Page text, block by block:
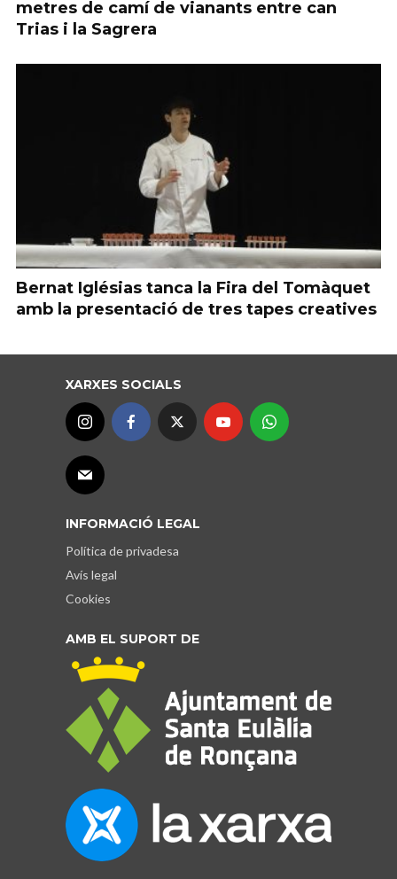
metres de camí de vianants entre can
Trias i la Sagrera
Bernat Iglésias tanca la Fira del Tomàquet
amb la presentació de tres tapes creatives
XARXES SOCIALS
INFORMACIÓ LEGAL
Política de privadesa
Avís legal
Cookies
AMB EL SUPORT DE